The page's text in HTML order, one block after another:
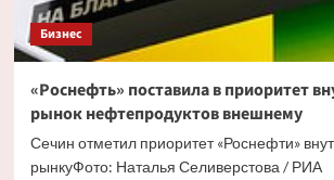
Бизнес
«Роснефть» поставила в приоритет
рынок нефтепродуктов внешнему
Сечин отметил приоритет «Роснефти»
рынкуФото: Наталья Селиверстова / РИА